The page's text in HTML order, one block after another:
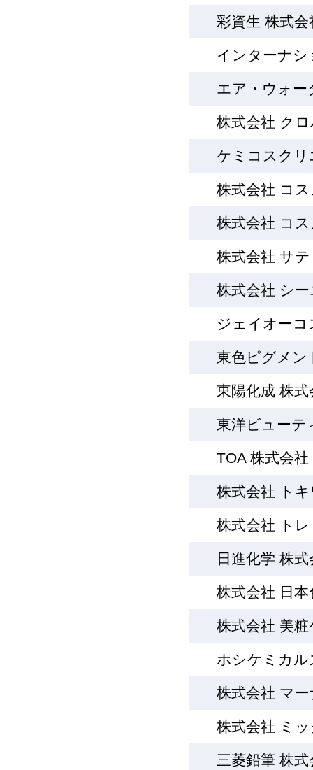
彩資生 株式会
インターナ
エア・ウォー
株式会社 ク
ケミコスクリ
株式会社 コ
株式会社 コ
株式会社 サ
株式会社 シ
ジェイオー
東色ピグメン
東陽化成 株式
東洋ビューテ
TOA 株式会
株式会社 ト
株式会社 ト
日進化学 株式
株式会社 日
株式会社 美
ホシケミカル
株式会社 マ
株式会社 ミ
三菱鉛筆 株式